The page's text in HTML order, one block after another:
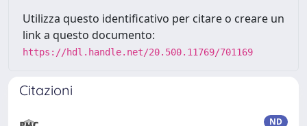
Utilizza questo identificativo per citare o creare un
link a questo documento:
https://hdl.handle.net/20.500.11769/701169
Citazioni
ND